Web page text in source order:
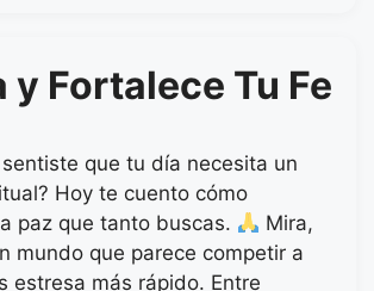
y Fortalece Tu Fe
que tu día necesita un
Hoy te cuento cómo
paz que tanto buscas.
Mira,
mundo que parece competir a
estresa más rápido. Entre